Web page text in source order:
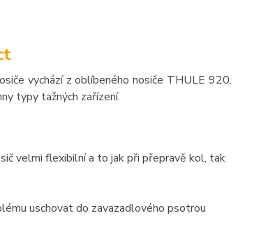
vychází z oblíbeného nosiče THULE 920.
typy tažných zařízení.
velmi flexibilní a to jak při přepravě kol, tak
uschovat do zavazadlového psotrou